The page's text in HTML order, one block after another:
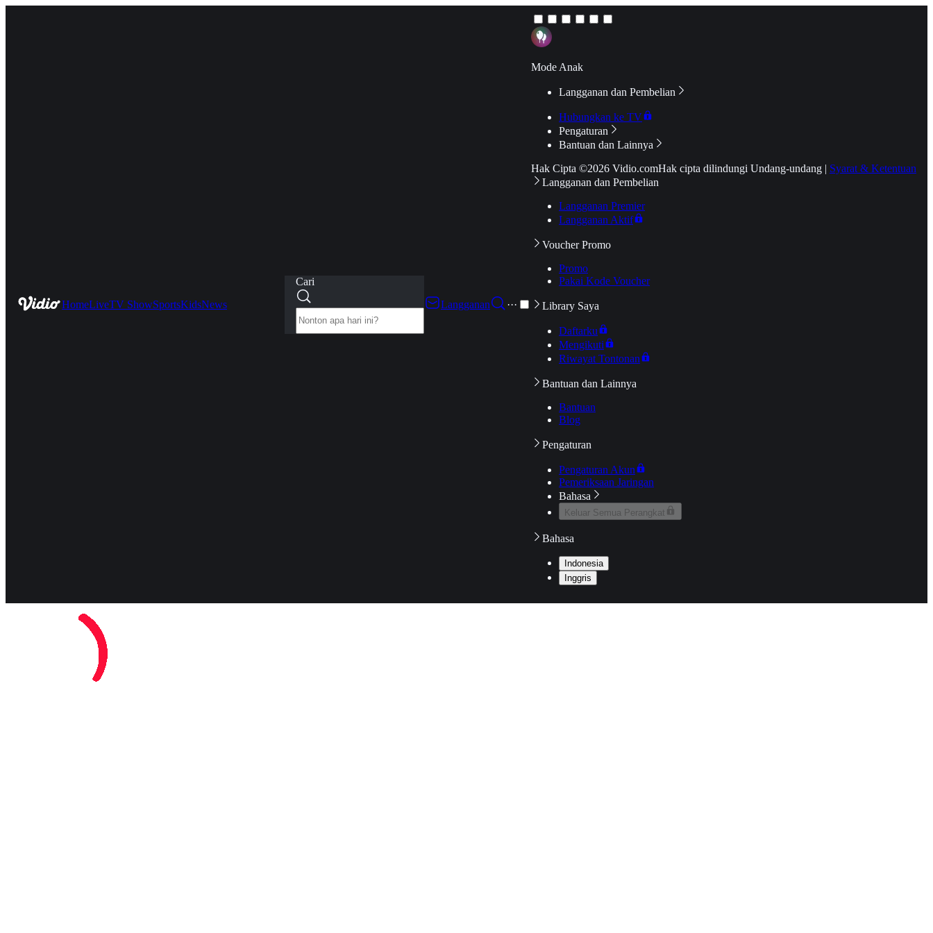
HomeLiveTV ShowSportsKidsNews
Cari
Langganan
···
Mode Anak
Langganan dan Pembelian
Hubungkan ke TV
Pengaturan
Bantuan dan Lainnya
Hak Cipta ©2026 Vidio.comHak cipta dilindungi Undang-undang | Syarat & Ketentuan
Langganan dan Pembelian
Langganan Premier
Langganan Aktif
Voucher Promo
Promo
Pakai Kode Voucher
Library Saya
Daftarku
Mengikuti
Riwayat Tontonan
Bantuan dan Lainnya
Bantuan
Blog
Pengaturan
Pengaturan Akun
Pemeriksaan Jaringan
Bahasa
Keluar Semua Perangkat
Bahasa
Indonesia
Inggris